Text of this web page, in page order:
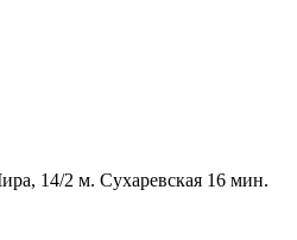
14/2 м. Сухаревская 16 мин.